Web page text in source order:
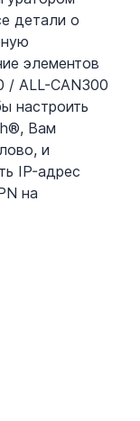
детали о
элементов
/ ALL-CAN300
настроить
Вам
и
IP-адрес
на